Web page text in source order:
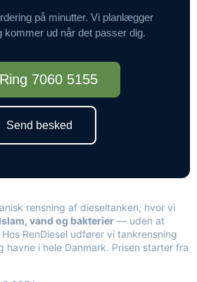
på minutter. Vi planlægger
ud når det passer dig.
7060 5155
Send besked
rensning af dieseltanken, hvor vi
vand og bakterier — uden at
RenDiesel udfører vi tankrensning
havne i hele Danmark. Prisen starter fra